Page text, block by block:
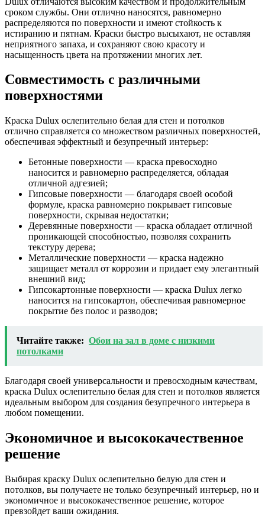
сроком службы. Они отлично наносятся, равномерно
распределяются по поверхности и имеют стойкость к
истиранию и пятнам. Краски быстро высыхают, не оставляя
неприятного запаха, и сохраняют свою красоту и
насыщенность цвета на протяжении многих лет.
Совместимость с различными
поверхностями
Краска Dulux ослепительно белая для стен и потолков
отлично справляется со множеством различных поверхностей,
обеспечивая эффектный и безупречный интерьер:
Бетонные поверхности — краска превосходно
наносится и равномерно распределяется, обладая
отличной адгезией;
Гипсовые поверхности — благодаря своей особой
формуле, краска равномерно покрывает гипсовые
поверхности, скрывая недостатки;
Деревянные поверхности — краска обладает отличной
проникающей способностью, позволяя сохранить
текстуру дерева;
Металлические поверхности — краска надежно
защищает металл от коррозии и придает ему элегантный
внешний вид;
Гипсокартонные поверхности — краска Dulux легко
наносится на гипсокартон, обеспечивая равномерное
покрытие без полос и разводов;
Читайте также: Обои на зал в доме с низкими
потолками
Благодаря своей универсальности и превосходным качествам,
краска Dulux ослепительно белая для стен и потолков является
идеальным выбором для создания безупречного интерьера в
любом помещении.
Экономичное и высококачественное
решение
Выбирая краску Dulux ослепительно белую для стен и
потолков, вы получаете не только безупречный интерьер, но и
экономичное и высококачественное решение, которое
превзойдет ваши ожидания.